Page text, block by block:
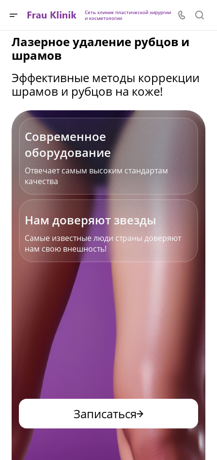
Сеть клиник пластической хирургии
и косметологии
Лазерное удаление рубцов и
шрамов
Эффективные методы коррекции
шрамов и рубцов на коже!
Современное
оборудование
Отвечает самым высоким стандартам
качества
Нам доверяют звезды
Самые известные люди страны доверяют
нам свою внешность!
Записаться